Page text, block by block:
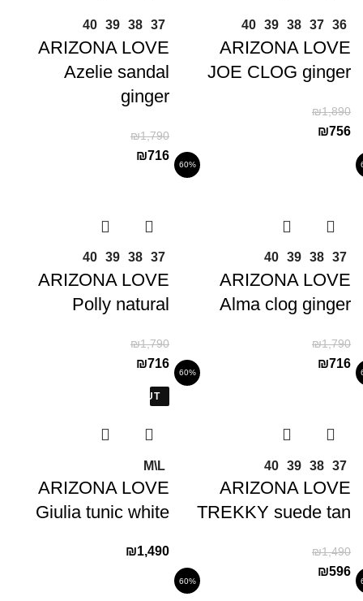
36
37
38
39
40
ARIZONA LOVE
JOE CLOG ginger
₪1,890
₪756
37
38
39
40
ARIZONA LOVE
Azelie sandal
ginger
₪1,790
₪716
37
38
39
40
ARIZONA LOVE
Alma clog ginger
₪1,790
₪716
60%
37
38
39
40
ARIZONA LOVE
Polly natural
₪1,790
₪716
37
38
39
40
ARIZONA LOVE
TREKKY suede tan
₪1,490
₪596
SOLD OUT
60%
M\L
ARIZONA LOVE
Giulia tunic white
₪1,490
60%